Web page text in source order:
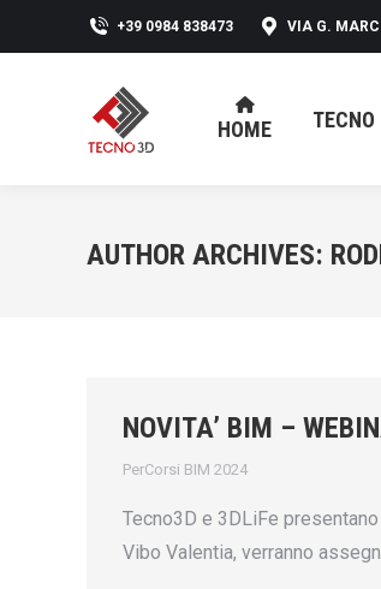
+39 0984 838473 VIA G.
HOME TECNO
AUTHOR ARCHIVES:
NOVITA’ BIM –
PerCorsi BIM 2024
Tecno3D e 3DLiFe
Vibo Valentia, verranno
HOME